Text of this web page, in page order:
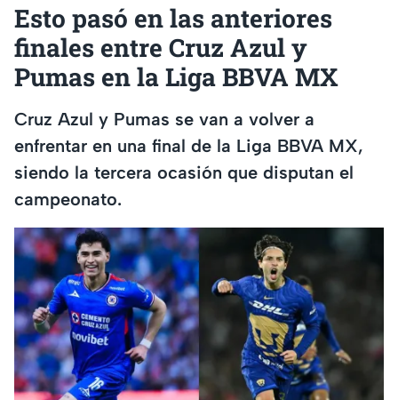
Esto pasó en las anteriores
finales entre Cruz Azul y
Pumas en la Liga BBVA MX
Cruz Azul y Pumas se van a volver a
enfrentar en una final de la Liga BBVA MX,
siendo la tercera ocasión que disputan el
campeonato.